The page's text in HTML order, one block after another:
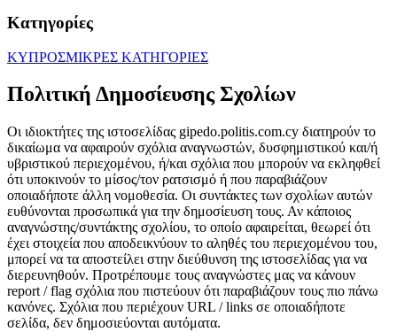
Κατηγορίες
ΚΥΠΡΟΣΜΙΚΡΕΣ ΚΑΤΗΓΟΡΙΕΣ
Πολιτική Δημοσίευσης Σχολίων
Οι ιδιοκτήτες της ιστοσελίδας gipedo.politis.com.cy διατηρούν το
δικαίωμα να αφαιρούν σχόλια αναγνωστών, δυσφημιστικού και/ή
υβριστικού περιεχομένου, ή/και σχόλια που μπορούν να εκληφθεί
ότι υποκινούν το μίσος/τον ρατσισμό ή που παραβιάζουν
οποιαδήποτε άλλη νομοθεσία. Οι συντάκτες των σχολίων αυτών
ευθύνονται προσωπικά για την δημοσίευση τους. Αν κάποιος
αναγνώστης/συντάκτης σχολίου, το οποίο αφαιρείται, θεωρεί ότι
έχει στοιχεία που αποδεικνύουν το αληθές του περιεχομένου του,
μπορεί να τα αποστείλει στην διεύθυνση της ιστοσελίδας για να
διερευνηθούν. Προτρέπουμε τους αναγνώστες μας να κάνουν
report / flag σχόλια που πιστεύουν ότι παραβιάζουν τους πιο πάνω
κανόνες. Σχόλια που περιέχουν URL / links σε οποιαδήποτε
σελίδα, δεν δημοσιεύονται αυτόματα.